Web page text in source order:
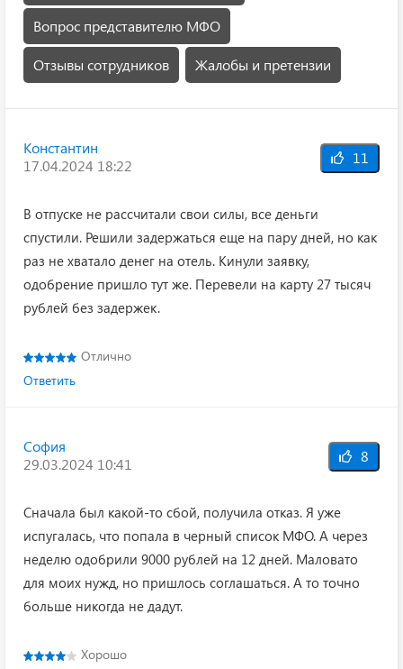
Вопрос представителю МФО
Отзывы сотрудников Жалобы и претензии
Константин
17.04.2024 18:22
11
В отпуске не рассчитали свои силы, все деньги
спустили. Решили задержаться еще на пару дней, но как
раз не хватало денег на отель. Кинули заявку,
одобрение пришло тут же. Перевели на карту 27 тысяч
рублей без задержек.
Отлично
Ответить
София
29.03.2024 10:41
8
Сначала был какой-то сбой, получила отказ. Я уже
испугалась, что попала в черный список МФО. А через
неделю одобрили 9000 рублей на 12 дней. Маловато
для моих нужд, но пришлось соглашаться. А то точно
больше никогда не дадут.
Хорошо